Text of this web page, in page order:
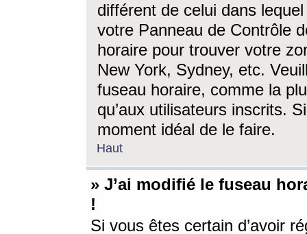
différent de celui dans
votre Panneau de Contrôle
horaire pour trouver votre
New York, Sydney, etc.
fuseau horaire, comme la
qu’aux utilisateurs inscrits.
moment idéal de le faire.
Haut
» J’ai modifié le fuseau
!
Si vous êtes certain d’avoir